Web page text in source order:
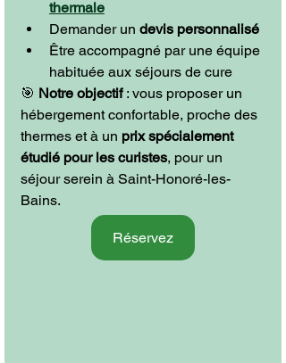
thermale
Demander un devis personnalisé
Être accompagné par une équipe
habituée aux séjours de cure
🎯 Notre objectif : vous proposer un
hébergement confortable, proche des
thermes et à un prix spécialement
étudié pour les curistes, pour un
séjour serein à Saint-Honoré-les-
Bains.
Réservez